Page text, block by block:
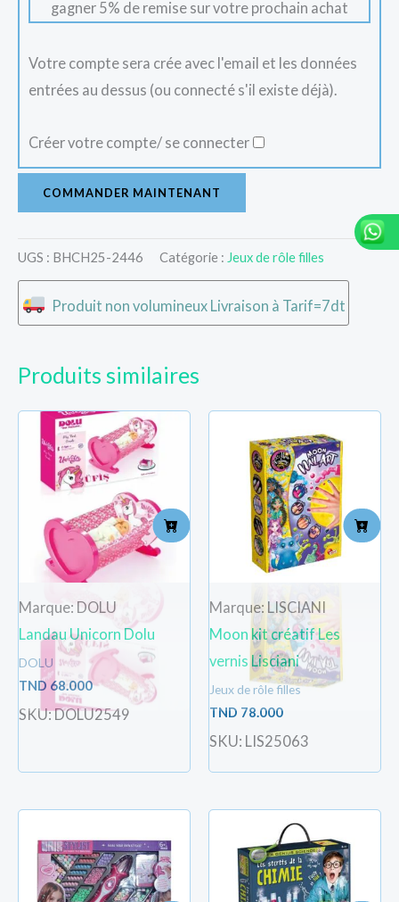
gagner 5% de remise sur votre prochain achat
Votre compte sera crée avec l'email et les données
entrées au dessus (ou connecté s'il existe déjà).
Créer votre compte/ se connecter
COMMANDER MAINTENANT
UGS : BHCH25-2446 Catégorie : Jeux de rôle filles
Produit non volumineux Livraison à Tarif=7dt
Produits similaires
Marque: DOLU
Landau Unicorn Dolu
DOLU
TND 68.000
SKU: DOLU2549
Marque: LISCIANI
Moon kit créatif Les
vernis Lisciani
Jeux de rôle filles
TND 78.000
SKU: LIS25063